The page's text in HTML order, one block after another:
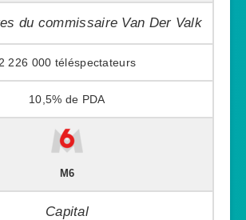
du commissaire Van Der Valk
2 226 000
10,5%
M6
Capital